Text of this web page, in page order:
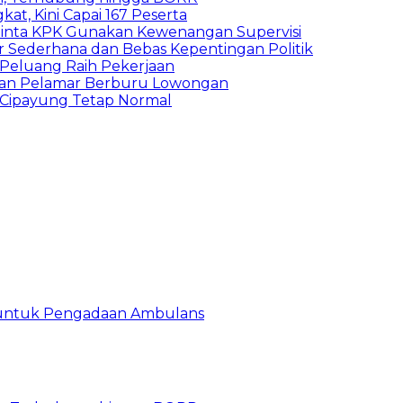
Kini Capai 167 Peserta
KPK Gunakan Kewenangan Supervisi
dan Bebas Kepentingan Politik
Raih Pekerjaan
Pelamar Berburu Lowongan
Tetap Normal
Pengadaan Ambulans